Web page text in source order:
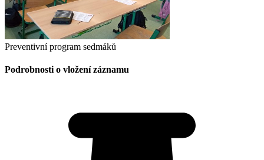
Preventivní program sedmáků
Podrobnosti o vložení záznamu